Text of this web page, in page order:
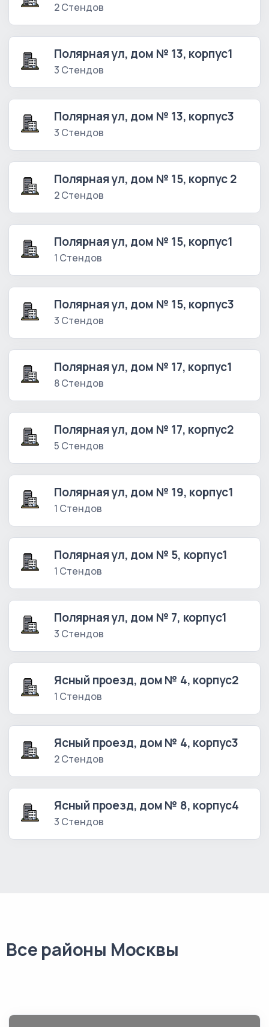
2 Стендов
Полярная ул, дом № 13, корпус1
3 Стендов
Полярная ул, дом № 13, корпус3
3 Стендов
Полярная ул, дом № 15, корпус 2
2 Стендов
Полярная ул, дом № 15, корпус1
1 Стендов
Полярная ул, дом № 15, корпус3
3 Стендов
Полярная ул, дом № 17, корпус1
8 Стендов
Полярная ул, дом № 17, корпус2
5 Стендов
Полярная ул, дом № 19, корпус1
1 Стендов
Полярная ул, дом № 5, корпус1
1 Стендов
Полярная ул, дом № 7, корпус1
3 Стендов
Ясный проезд, дом № 4, корпус2
1 Стендов
Ясный проезд, дом № 4, корпус3
2 Стендов
Ясный проезд, дом № 8, корпус4
3 Стендов
Все районы Москвы